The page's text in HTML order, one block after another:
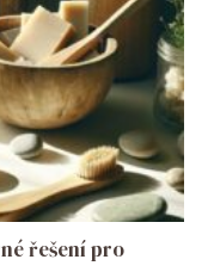
řešení pro